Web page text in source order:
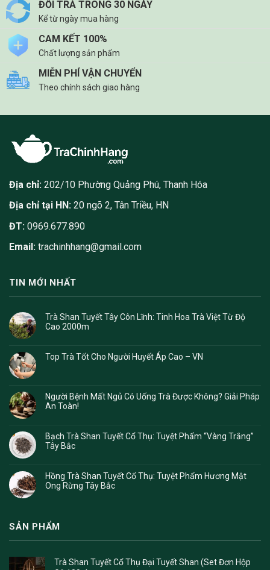
tùy
chọn
có
được
chọn
trang
ĐỔI TRẢ TRONG 30 NGÀY
Kể từ ngày mua hàng
CAM KẾT 100%
Chất lượng sản phẩm
MIỄN PHÍ VẬN CHUYỂN
Theo chính sách giao hàng
Địa chỉ: 202/10 Phường Quảng Phú, Thanh Hóa
Địa chỉ tại HN: 20 ngõ 2, Tân Triều, HN
ĐT: 0969.677.890
Email: trachinhhang@gmail.com
TIN MỚI NHẤT
Trà Shan Tuyết Tây Côn Lĩnh: Tinh Hoa Trà Việt Từ Độ
Cao 2000m
Top Trà Tốt Cho Người Huyết Áp Cao – VN
Người Bệnh Mất Ngủ Có Uống Trà Được Không? Giải Pháp
An Toàn!
Bạch Trà Shan Tuyết Cổ Thụ: Tuyệt Phẩm “Vàng Trắng”
Tây Bắc
Hồng Trà Shan Tuyết Cổ Thụ: Tuyệt Phẩm Hương Mật
Ong Rừng Tây Bắc
SẢN PHẨM
Trà Shan Tuyết Cổ Thụ Đại Tuyết Shan (Set Đơn Hộp